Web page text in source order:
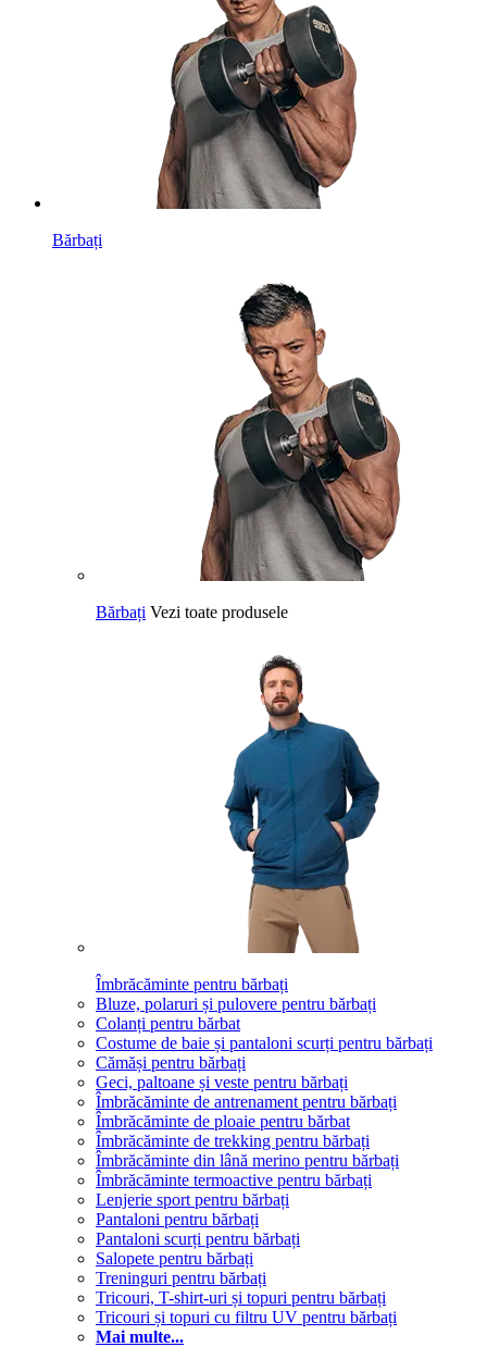
Bărbați
Bărbați Vezi toate produsele
Îmbrăcăminte pentru bărbați
Bluze, polaruri și pulovere pentru bărbați
Colanți pentru bărbat
Costume de baie și pantaloni scurți pentru bărbați
Cămăși pentru bărbați
Geci, paltoane și veste pentru bărbați
Îmbrăcăminte de antrenament pentru bărbați
Îmbrăcăminte de ploaie pentru bărbat
Îmbrăcăminte de trekking pentru bărbați
Îmbrăcăminte din lână merino pentru bărbați
Îmbrăcăminte termoactive pentru bărbați
Lenjerie sport pentru bărbați
Pantaloni pentru bărbați
Pantaloni scurți pentru bărbați
Salopete pentru bărbați
Treninguri pentru bărbați
Tricouri, T-shirt-uri și topuri pentru bărbați
Tricouri și topuri cu filtru UV pentru bărbați
Mai multe...